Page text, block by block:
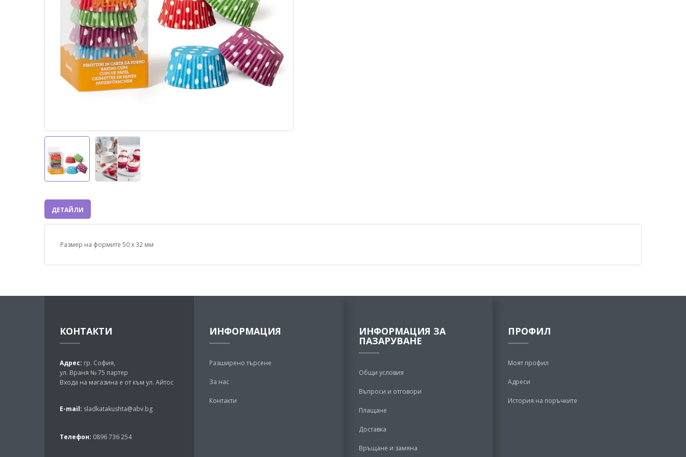
ДЕТАЙЛИ
Размер на формите 50 х 32 мм
КОНТАКТИ
Адрес: гр. София,
ул. Враня № 75 партер
Входа на магазина е от към ул. Айтос
E-mail: sladkatakushta@abv.bg
Телефон: 0896 736 254
ИНФОРМАЦИЯ
Разширено търсене
За нас
Контакти
ИНФОРМАЦИЯ ЗА
ПАЗАРУВАНЕ
Общи условия
Въпроси и отговори
Плащане
Доставка
Връщане и замяна
ПРОФИЛ
Моят профил
Адреси
История на поръчките